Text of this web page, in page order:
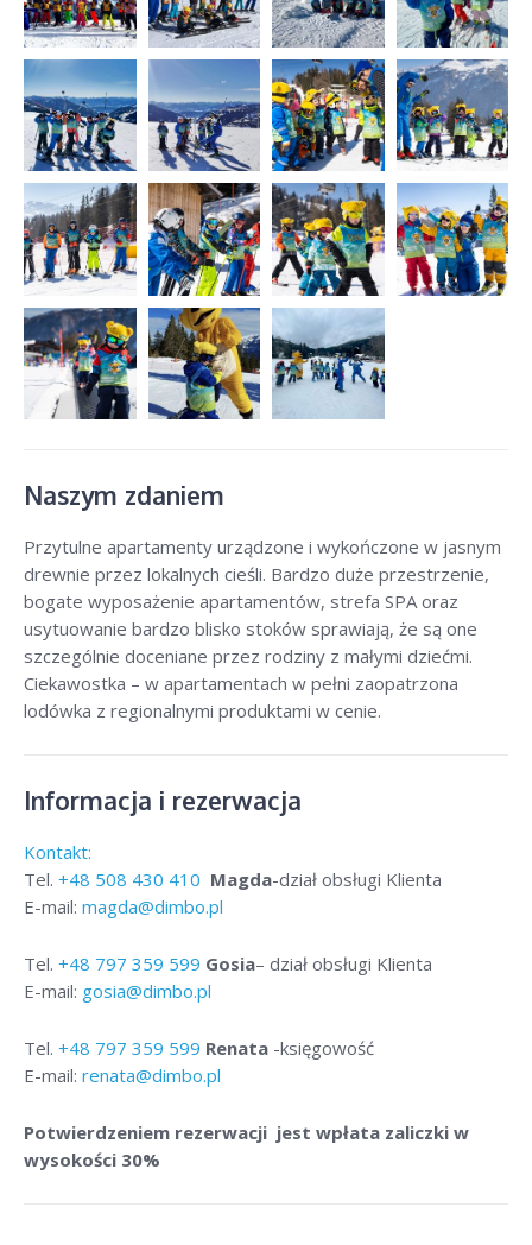
Naszym zdaniem
Przytulne apartamenty urządzone i wykończone w jasnym
drewnie przez lokalnych cieśli. Bardzo duże przestrzenie,
bogate wyposażenie apartamentów, strefa SPA oraz
usytuowanie bardzo blisko stoków sprawiają, że są one
szczególnie doceniane przez rodziny z małymi dziećmi.
Ciekawostka – w apartamentach w pełni zaopatrzona
lodówka z regionalnymi produktami w cenie.
Informacja i rezerwacja
Kontakt:
Tel. +48 508 430 410 Magda-dział obsługi Klienta
E-mail: magda@dimbo.pl
Tel. +48 797 359 599 Gosia– dział obsługi Klienta
E-mail: gosia@dimbo.pl
Tel. +48 797 359 599 Renata -księgowość
E-mail: renata@dimbo.pl
Potwierdzeniem rezerwacji jest wpłata zaliczki w
wysokości 30%